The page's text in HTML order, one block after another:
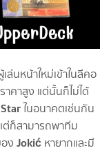
ล่นหน้าใหม่เข้าในลีคอ
คาสูง แต่นั้นก็ไม่ได้
ในอนาคตเช่นกัน
ต่ก็สามารถพาทีม
ง Jokić หายากและมี